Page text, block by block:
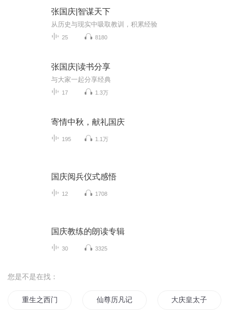
张国庆|智谋天下
从历史与现实中吸取教训，积累经验
25 8180
张国庆|读书分享
与大家一起分享经典
17 1.3万
寄情中秋，献礼国庆
195 1.1万
国庆阅兵仪式感悟
12 1708
国庆教练的朗读专辑
30 3325
您是不是在找：
重生之西门庆 仙尊历凡记 大庆皇太子